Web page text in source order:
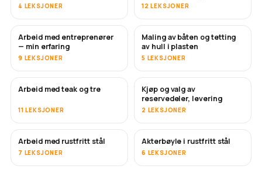
4 LEKSJONER 12 LEKSJONER
SNART
Arbeid med entreprenører
— min erfaring
9 LEKSJONER
SNART
Maling av båten og tetting
av hull i plasten
5 LEKSJONER
Arbeid med teak og tre
11 LEKSJONER
SNART
Kjøp og valg av
reservedeler, levering
2 LEKSJONER
SNART
Arbeid med rustfritt stål
7 LEKSJONER
Akterbøyle i rustfritt stål
6 LEKSJONER